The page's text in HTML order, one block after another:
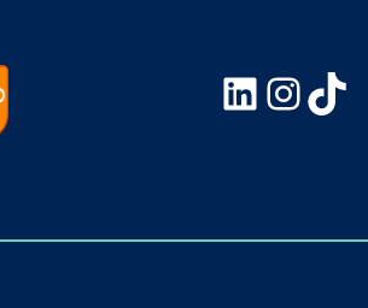
LinkedIn Instagram TikTok